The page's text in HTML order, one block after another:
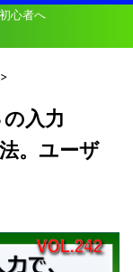
心者へ
>
の入力
。ユーザ